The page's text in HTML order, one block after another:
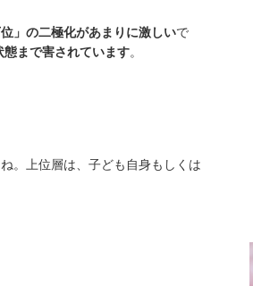
」の二極化があまりに激しいで
まで害されています。
。上位層は、子ども自身もしくは